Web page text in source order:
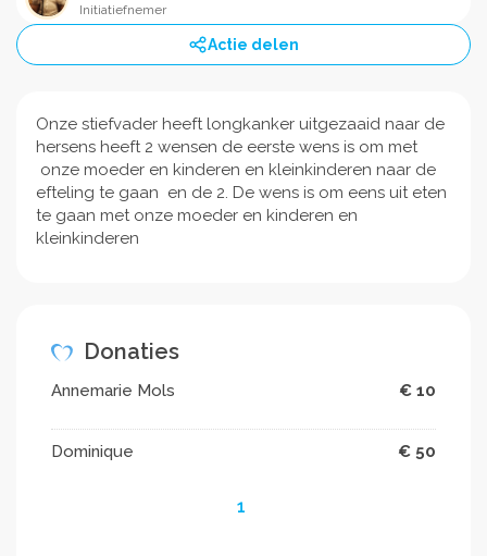
Initiatiefnemer
Actie delen
Onze stiefvader heeft longkanker uitgezaaid naar de
hersens heeft 2 wensen de eerste wens is om met
onze moeder en kinderen en kleinkinderen naar de
efteling te gaan en de 2. De wens is om eens uit eten
te gaan met onze moeder en kinderen en
kleinkinderen
Donaties
Annemarie Mols € 10
Dominique € 50
1